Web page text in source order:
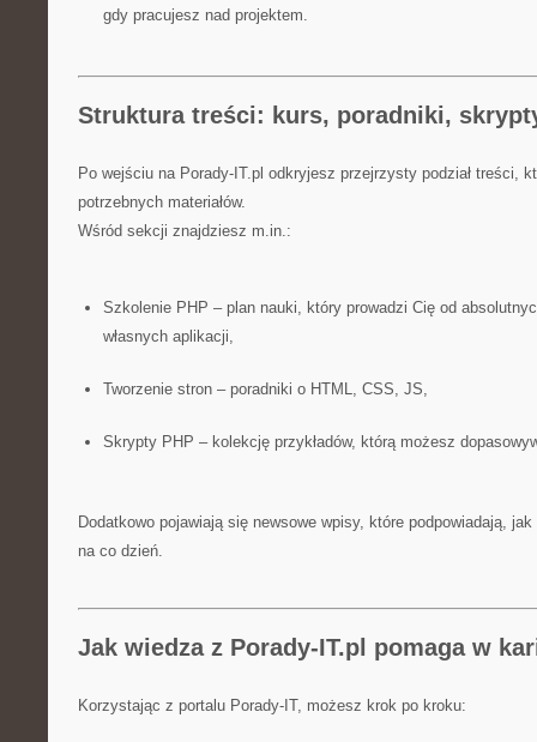
gdy pracujesz nad projektem.
Struktura treści: kurs, poradniki,
Po wejściu na Porady-IT.pl odkryjesz przejrzysty podział treści,
potrzebnych materiałów.
Wśród sekcji znajdziesz m.in.:
Szkolenie PHP – plan nauki, który prowadzi Cię od
własnych aplikacji,
Tworzenie stron – poradniki o HTML, CSS, JS,
Skrypty PHP – kolekcję przykładów, którą możesz
Dodatkowo pojawiają się newsowe wpisy, które podpowiadają,
na co dzień.
Jak wiedza z Porady-IT.pl pomaga w
Korzystając z portalu Porady-IT, możesz krok po kroku: